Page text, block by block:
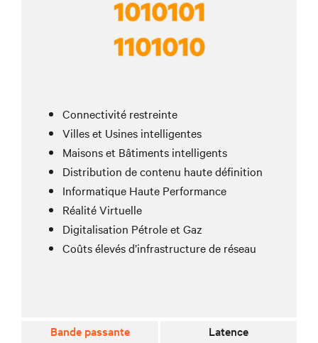
Connectivité restreinte
Villes et Usines intelligentes
Maisons et Bâtiments intelligents
Distribution de contenu haute définition
Informatique Haute Performance
Réalité Virtuelle
Digitalisation Pétrole et Gaz
Coûts élevés d’infrastructure de réseau
Bande passante Latence